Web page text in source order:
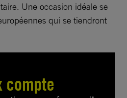
Une occasion idéale se
qui se tiendront
compte